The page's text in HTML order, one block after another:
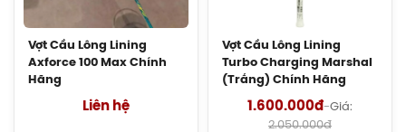
Balo Cầu Lông Yonex Q014-324-2012
Chính Hãng
450.000đ
Balo Cầu Lông Yonex Q014 Chính
Hãng
Vợt Cầu Lông Lining
Axforce 100 Max Chính
Hãng
Liên hệ
Vợt Cầu Lông Lining
Turbo Charging Marshal
(Trắng) Chính Hãng
1.600.000đ-Giá:
2.050.000đ